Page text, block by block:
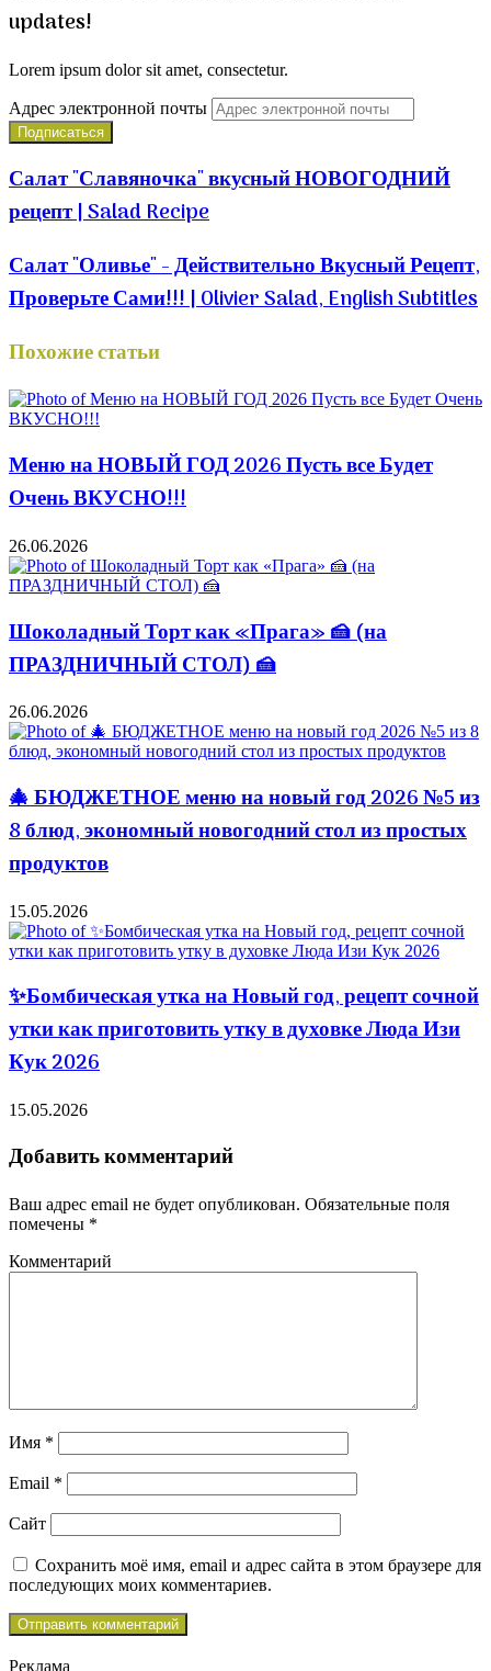
updates!
Lorem ipsum dolor sit amet, consectetur.
Адрес электронной почты
Салат "Славяночка" вкусный НОВОГОДНИЙ
рецепт | Salad Recipe
Салат "Оливье" - Действительно Вкусный Рецепт,
Проверьте Сами!!! | Olivier Salad, English Subtitles
Похожие статьи
Меню на НОВЫЙ ГОД 2026 Пусть все Будет
Очень ВКУСНО!!!
26.06.2026
Шоколадный Торт как «Прага» 🍰 (на
ПРАЗДНИЧНЫЙ СТОЛ) 🍰
26.06.2026
🎄 БЮДЖЕТНОЕ меню на новый год 2026 №5 из
8 блюд, экономный новогодний стол из простых
продуктов
15.05.2026
✨Бомбическая утка на Новый год, рецепт сочной
утки как приготовить утку в духовке Люда Изи
Кук 2026
15.05.2026
Добавить комментарий
Ваш адрес email не будет опубликован. Обязательные поля
помечены *
Комментарий
Имя *
Email *
Сайт
Сохранить моё имя, email и адрес сайта в этом браузере для
последующих моих комментариев.